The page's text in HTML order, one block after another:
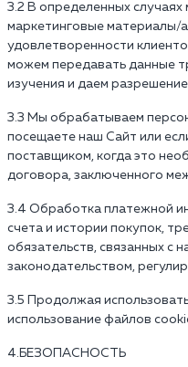
3.2 В определенных
маркетинговые материалы/
удовлетворенности
можем передавать данные
изучения и даем
3.3 Мы обрабатываем
посещаете наш Сайт или
поставщиком, когда это
договора, заключенного
3.4 Обработка платежной
счета и истории покупок,
обязательств, связанных с
законодательством,
3.5 Продолжая
использование файлов
4.БЕЗОПАСНОСТЬ